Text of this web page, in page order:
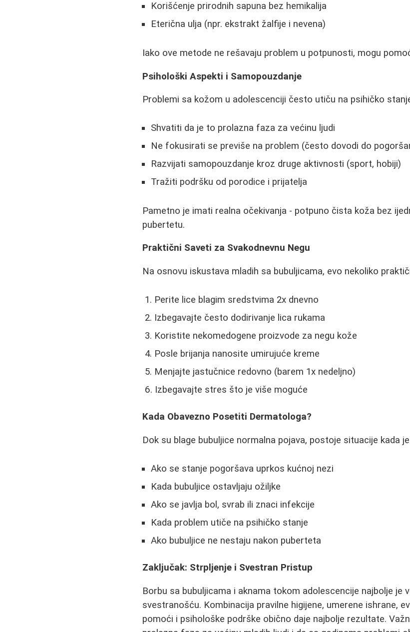
Korišćenje prirodnih sapuna bez hemikalija
Eterična ulja (npr. ekstrakt žalfije i nevena)
Iako ove metode ne rešavaju problem u potpunosti, mogu
Psihološki Aspekti i Samopouzdanje
Problemi sa kožom u adolescenciji često utiču na psihičko
Shvatiti da je to prolazna faza za većinu ljudi
Ne fokusirati se previše na problem (često dovodi do
Razvijati samopouzdanje kroz druge aktivnosti (sport, hobiji)
Tražiti podršku od porodice i prijatelja
Pametno je imati realna očekivanja - potpuno čista koža bez
pubertetu.
Praktični Saveti za Svakodnevnu Negu
Na osnovu iskustava mladih sa bubuljicama, evo nekoliko
Perite lice blagim sredstvima 2x dnevno
Izbegavajte često dodirivanje lica rukama
Koristite nekomedogene proizvode za negu kože
Posle brijanja nanosite umirujuće kreme
Menjajte jastučnice redovno (barem 1x nedeljno)
Izbegavajte stres što je više moguće
Kada Obavezno Posetiti Dermatologa?
Dok su blage bubuljice normalna pojava, postoje situacije kada
Ako se stanje pogoršava uprkos kućnoj nezi
Kada bubuljice ostavljaju ožiljke
Ako se javlja bol, svrab ili znaci infekcije
Kada problem utiče na psihičko stanje
Ako bubuljice ne nestaju nakon puberteta
Zaključak: Strpljenje i Svestran Pristup
Borbu sa bubuljicama i aknama tokom adolescencije najbolje je
svestranošću. Kombinacija pravilne higijene, umerene ishrane,
pomoći i psihološke podrške obično daje najbolje rezultate.